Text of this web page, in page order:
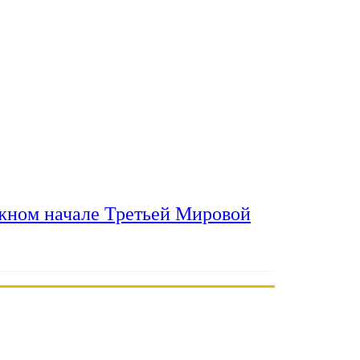
начале Третьей Мировой